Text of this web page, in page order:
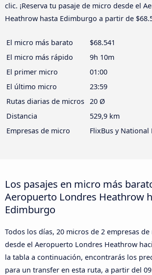
clic. ¡Reserva tu pasaje de micro desde el
Heathrow hasta Edimburgo a partir de
El micro más barato
$68.541
El micro más rápido
9h 10m
El primer micro
01:00
El último micro
23:59
Rutas diarias de micros
20 Ø
Distancia
529,9 km
Empresas de micro
FlixBus y National
Los pasajes en micro más
Aeropuerto Londres Heathrow
Edimburgo
Todos los días, 20 micros de 2 empresas
desde el Aeropuerto Londres Heathrow
la tabla a continuación, encontrarás los
para un transfer en esta ruta, a partir del